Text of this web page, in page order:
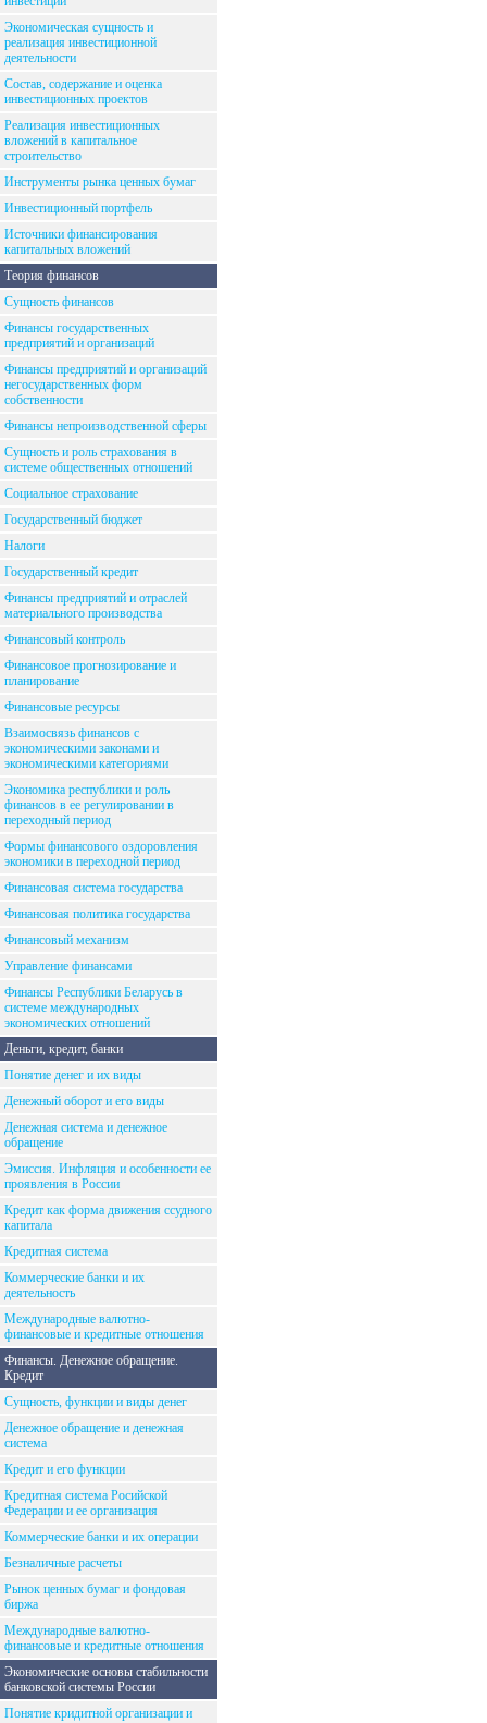
Экономическая сущность и
реализация инвестиционной
деятельности
Состав, содержание и оценка
инвестиционных проектов
Реализация инвестиционных
вложений в капитальное
строительство
Инструменты рынка ценных бумаг
Инвестиционный портфель
Источники финансирования
капитальных вложений
Теория финансов
Сущность финансов
Финансы государственных
предприятий и организаций
Финансы предприятий и организаций
негосударственных форм
собственности
Финансы непроизводственной сферы
Сущность и роль страхования в
системе общественных отношений
Социальное страхование
Государственный бюджет
Налоги
Государственный кредит
Финансы предприятий и отраслей
материального производства
Финансовый контроль
Финансовое прогнозирование и
планирование
Финансовые ресурсы
Взаимосвязь финансов с
экономическими законами и
экономическими категориями
Экономика республики и роль
финансов в ее регулировании в
переходный период
Формы финансового оздоровления
экономики в переходной период
Финансовая система государства
Финансовая политика государства
Финансовый механизм
Управление финансами
Финансы Республики Беларусь в
системе международных
экономических отношений
Деньги, кредит, банки
Понятие денег и их виды
Денежный оборот и его виды
Денежная система и денежное
обращение
Эмиссия. Инфляция и особенности ее
проявления в России
Кредит как форма движения ссудного
капитала
Кредитная система
Коммерческие банки и их
деятельность
Международные валютно-
финансовые и кредитные отношения
Финансы. Денежное обращение.
Кредит
Сущность, функции и виды денег
Денежное обращение и денежная
система
Кредит и его функции
Кредитная система Росийской
Федерации и ее организация
Коммерческие банки и их операции
Безналичные расчеты
Рынок ценных бумаг и фондовая
биржа
Международные валютно-
финансовые и кредитные отношения
Экономические основы стабильности
банковской системы России
Понятие кридитной организации и